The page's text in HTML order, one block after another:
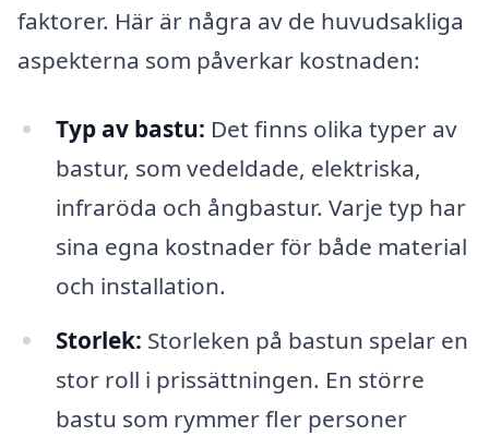
faktorer. Här är några av de huvudsakliga
aspekterna som påverkar kostnaden:
Typ av bastu: Det finns olika typer av
bastur, som vedeldade, elektriska,
infraröda och ångbastur. Varje typ har
sina egna kostnader för både material
och installation.
Storlek: Storleken på bastun spelar en
stor roll i prissättningen. En större
bastu som rymmer fler personer